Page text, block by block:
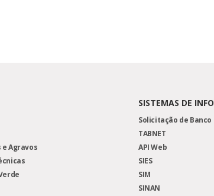
e Agravos
SISTEMAS DE
Solicitação de Banco
TABNET
API Web
SIES
SIM
SINAN